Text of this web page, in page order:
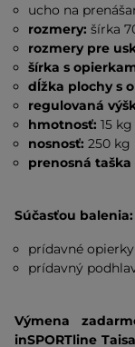
ucho na
rozmery: šírka
rozmery pre
šírka s
dĺžka plochy s
regulovaná
hmotnosť: 15 kg
nosnosť: 250 kg
prenosná
Súčasťou balenia:
prídavné
prídavný
Výmena
inSPORTline